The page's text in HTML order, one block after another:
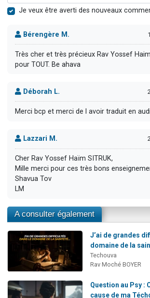
Je veux être averti des nouveaux
Bérengère M.
Très cher et très précieux Rav Yossef
pour TOUT. Be ahava
Déborah L.
Merci bcp et merci de l avoir traduit en
Lazzari M.
Cher Rav Yossef Haïm SITRUK,
Mille merci pour ces très bons
Shavua Tov
LM
A consulter également
J’ai de grandes
domaine de la
Techouva
Rav Moché BOYER
Question au Psy :
cause de ma